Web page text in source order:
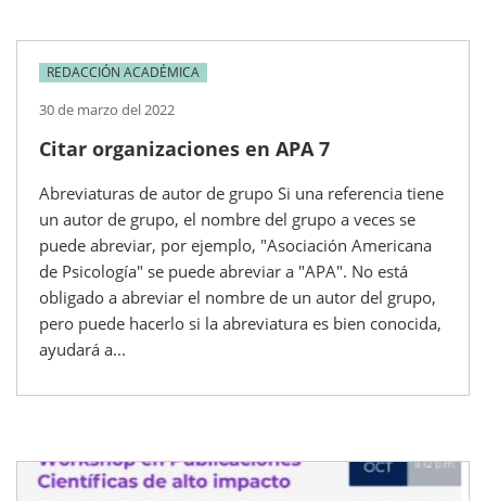
REDACCIÓN ACADÉMICA
30 de marzo del 2022
Citar organizaciones en APA 7
Abreviaturas de autor de grupo Si una referencia tiene
un autor de grupo, el nombre del grupo a veces se
puede abreviar, por ejemplo, "Asociación Americana
de Psicología" se puede abreviar a "APA". No está
obligado a abreviar el nombre de un autor del grupo,
pero puede hacerlo si la abreviatura es bien conocida,
ayudará a...